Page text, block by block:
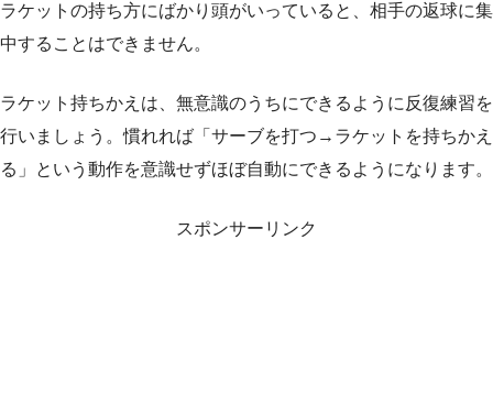
ラケットの持ち方にばかり頭がいっていると、相手の返球に集
中することはできません。
ラケット持ちかえは、無意識のうちにできるように反復練習を
行いましょう。慣れれば「サーブを打つ→ラケットを持ちかえ
る」という動作を意識せずほぼ自動にできるようになります。
スポンサーリンク